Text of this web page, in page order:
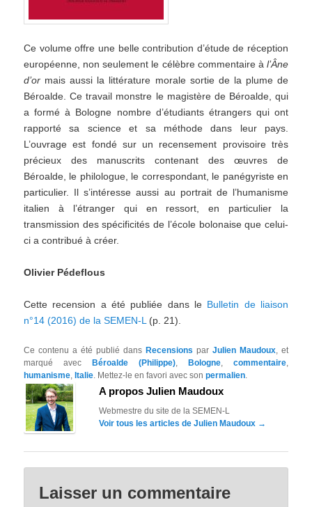
Ce volume offre une belle contribution d’étude de réception
européenne, non seulement le célèbre commentaire à l’Âne
d’or mais aussi la littérature morale sortie de la plume de
Béroalde. Ce travail monstre le magistère de Béroalde, qui
a formé à Bologne nombre d’étudiants étrangers qui ont
rapporté sa science et sa méthode dans leur pays.
L’ouvrage est fondé sur un recensement provisoire très
précieux des manuscrits contenant des œuvres de
Béroalde, le philologue, le correspondant, le panégyriste en
particulier. Il s’intéresse aussi au portrait de l’humanisme
italien à l’étranger qui en ressort, en particulier la
transmission des spécificités de l’école bolonaise que celui-
ci a contribué à créer.
Olivier Pédeflous
Cette recension a été publiée dans leBulletin de liaison
n°14 (2016) de la SEMEN-L (p. 21).
Ce contenu a été publié dans Recensions par Julien Maudoux, et
marqué avec
Béroalde (Philippe), Bologne, commentaire,
humanisme, Italie. Mettez-le en favori avec sonpermalien.
A propos Julien Maudoux
Webmestre du site de la SEMEN-L
Voir tous les articles de Julien Maudoux →
Laisser un commentaire